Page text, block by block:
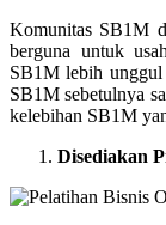
Komunitas SB1M
berguna untuk
SB1M lebih unggul
SB1M sebetulnya
kelebihan SB1M
Disediakan